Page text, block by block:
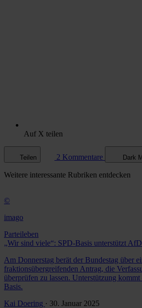
Auf X teilen
Teilen 2 Kommentare Dark
Weitere interessante Rubriken entdecken
©
imago
Parteileben
„Wir sind viele“: SPD-Basis unterstützt
Am Donnerstag berät der Bundestag über
fraktionsübergreifenden Antrag, die
überprüfen zu lassen. Unterstützung
Basis.
Kai Doering · 30. Januar 2025